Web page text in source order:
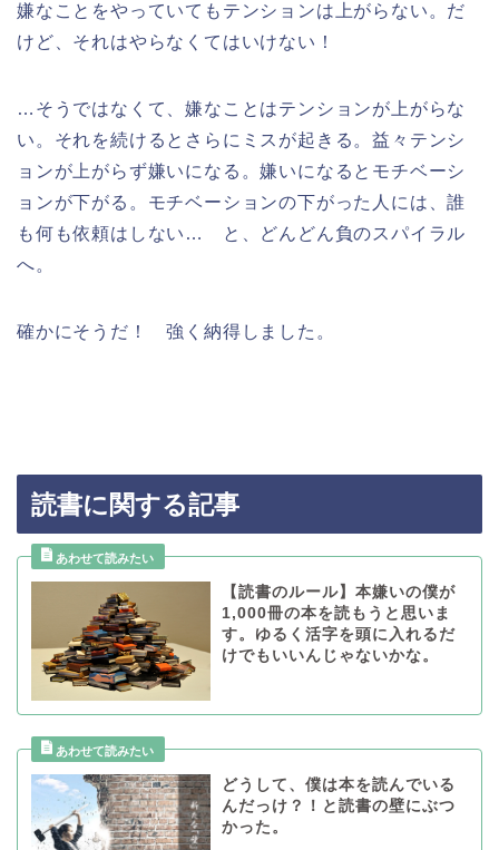
嫌なことをやっていてもテンションは上がらない。だ
けど、それはやらなくてはいけない！
…そうではなくて、嫌なことはテンションが上がらな
い。それを続けるとさらにミスが起きる。益々テンシ
ョンが上がらず嫌いになる。嫌いになるとモチベーシ
ョンが下がる。モチベーションの下がった人には、誰
も何も依頼はしない… と、どんどん負のスパイラル
へ。
確かにそうだ！ 強く納得しました。
読書に関する記事
【読書のルール】本嫌いの僕が
1,000冊の本を読もうと思いま
す。ゆるく活字を頭に入れるだ
けでもいいんじゃないかな。
どうして、僕は本を読んでいる
んだっけ？！と読書の壁にぶつ
かった。